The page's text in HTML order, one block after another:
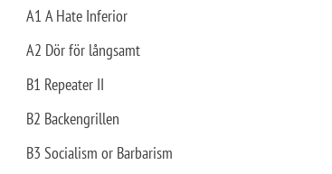
A1 A Hate Inferior
A2 Dör för långsamt
B1 Repeater II
B2 Backengrillen
B3 Socialism or Barbarism